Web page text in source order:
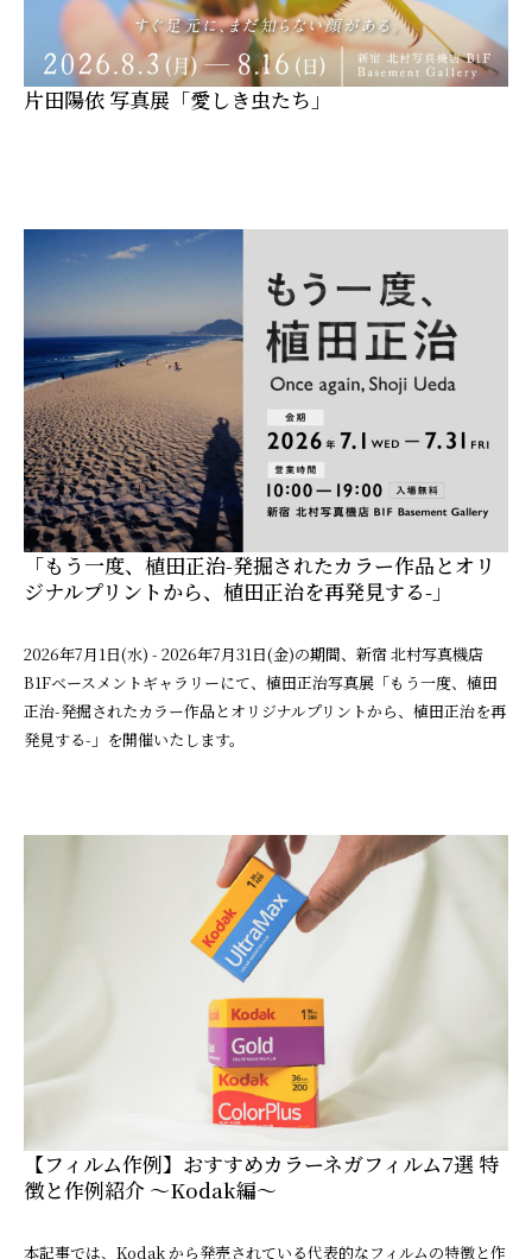
片田陽依 写真展「愛しき虫たち」
「もう一度、植田正治-発掘されたカラー作品とオリ
ジナルプリントから、植田正治を再発見する-」
2026年7月1日(水) - 2026年7月31日(金)の期間、新宿 北村写真機店
B1Fベースメントギャラリーにて、植田正治写真展「もう一度、植田
正治-発掘されたカラー作品とオリジナルプリントから、植田正治を再
発見する-」を開催いたします。
【フィルム作例】おすすめカラーネガフィルム7選 特
徴と作例紹介 ～Kodak編～
本記事では、Kodak から発売されている代表的なフィルムの特徴と作